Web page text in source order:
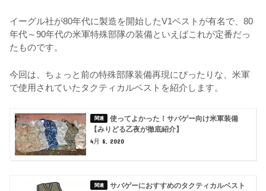
イーグル社が80年代に製造を開始したV1ベストが有名で、80
年代～90年代の米軍特殊部隊の装備といえばこれが定番だっ
たものです。
今回は、ちょっと前の特殊部隊装備再現にぴったりな、米軍
で使用されていたタクティカルベストを紹介します。
使ってよかった！サバゲー向け米軍装備
【みりどる乙夜が徹底紹介】
4月 8, 2020
サバゲーにおすすめのタクティカルベスト